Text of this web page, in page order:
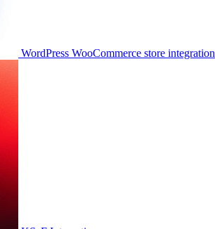
WordPress WooCommerce store integration